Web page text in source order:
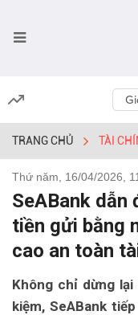
TRANG CHỦ TÀI
Thứ năm, 16/04/2026,
SeABank dẫn
tiền gửi bằng
cao an toàn
Không chỉ dừng
kiệm, SeABank